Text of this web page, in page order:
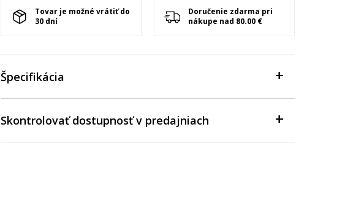
Tovar je možné vrátiť do
30 dní
Doručenie zdarma pri
nákupe nad 80.00 €
Špecifikácia
Skontrolovať dostupnosť v predajniach